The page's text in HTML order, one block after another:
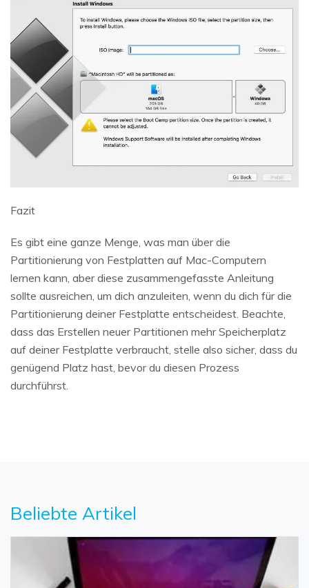
Fazit
Es gibt eine ganze Menge, was man über die
Partitionierung von Festplatten auf Mac-Computern
lernen kann, aber diese zusammengefasste Anleitung
sollte ausreichen, um dich anzuleiten, wenn du dich für die
Partitionierung deiner Festplatte entscheidest. Beachte,
dass das Erstellen neuer Partitionen mehr Speicherplatz
auf deiner Festplatte verbraucht, stelle also sicher, dass du
genügend Platz hast, bevor du diesen Prozess
durchführst.
Beliebte Artikel